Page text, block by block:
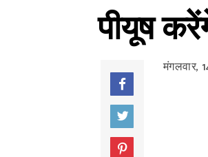
पीयूष
मंगलवार,